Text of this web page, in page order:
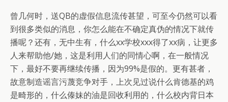
曾几何时，送QB的虚假信息流传甚望，可至今仍然可以看
到很多类似的消息，你怎么能在不确定真伪的情况下就传
播呢？还有，无中生有，什么xx学校xxx得了xx病，让更多
人来帮助他/她，这是利用人们的同情心啊，在一般情况
下，最好不要再继续传播，因为99%是假的。更有甚者，
故意制造谣言污蔑竞争对手，上次见过说什么肯德基的鸡
是畸形的，什么傣妹的油是回收利用的，什么校内背日本